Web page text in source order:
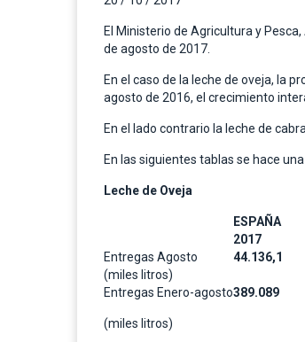
El Ministerio de Agricultura y
de agosto de 2017.
En el caso de la leche de oveja, la
agosto de 2016, el crecimiento
En el lado contrario la leche de
En las siguientes tablas se hace
Leche de Oveja
ESPAÑA
2017
Entregas Agosto
(miles litros)
44.136,1
Entregas Enero-agosto
(miles litros)
389.089